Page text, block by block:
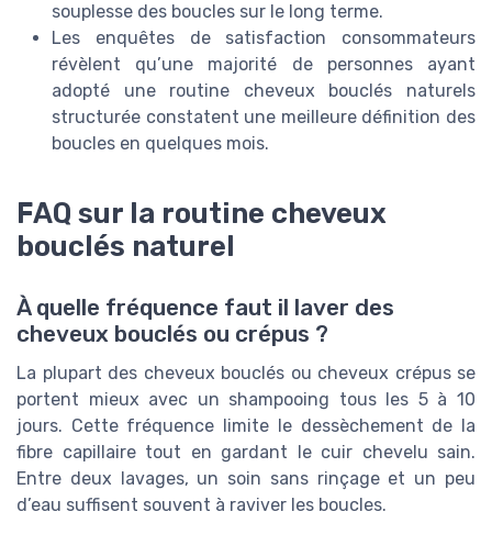
souplesse des boucles sur le long terme.
Les enquêtes de satisfaction consommateurs
révèlent qu’une majorité de personnes ayant
adopté une routine cheveux bouclés naturels
structurée constatent une meilleure définition des
boucles en quelques mois.
FAQ sur la routine cheveux
bouclés naturel
À quelle fréquence faut il laver des
cheveux bouclés ou crépus ?
La plupart des cheveux bouclés ou cheveux crépus se
portent mieux avec un shampooing tous les 5 à 10
jours. Cette fréquence limite le dessèchement de la
fibre capillaire tout en gardant le cuir chevelu sain.
Entre deux lavages, un soin sans rinçage et un peu
d’eau suffisent souvent à raviver les boucles.